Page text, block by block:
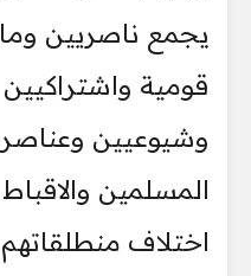
يجمع ناصريين
قومية
وشيوعيين
المسلمين
اختلاف منطلقاتهم